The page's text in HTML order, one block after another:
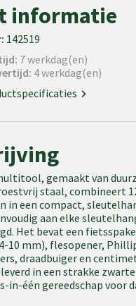
informatie
142519
7 werkdag(en)
4 werkdag(en)
gemaakt van
staal, combineert
in een compact,
aan elke
Het bevat een
10 mm), flesopener,
draadbuiger en
in een strakke
in-één gereedschap voor